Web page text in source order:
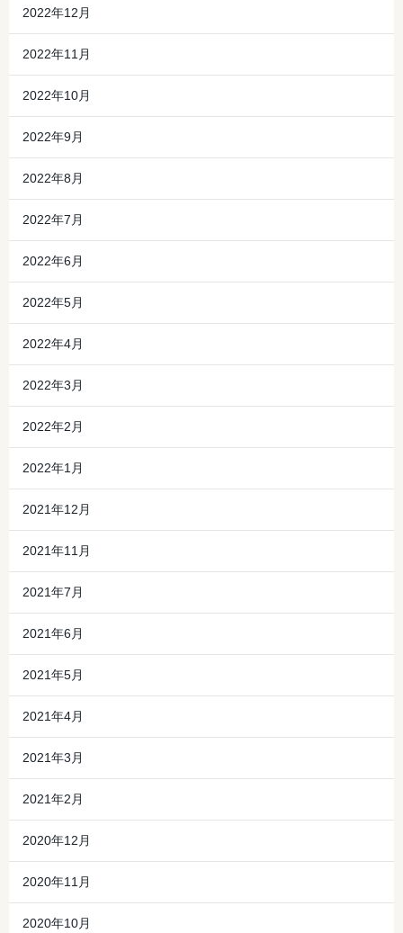
2022年12月
2022年11月
2022年10月
2022年9月
2022年8月
2022年7月
2022年6月
2022年5月
2022年4月
2022年3月
2022年2月
2022年1月
2021年12月
2021年11月
2021年7月
2021年6月
2021年5月
2021年4月
2021年3月
2021年2月
2020年12月
2020年11月
2020年10月